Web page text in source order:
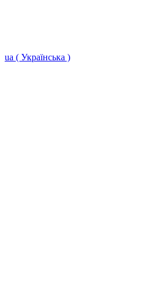
ua ( Українська )